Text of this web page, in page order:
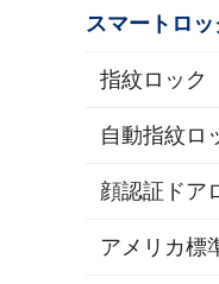
スマートロッ
指紋ロック
自動指紋ロ
顔認証ドア
アメリカ標